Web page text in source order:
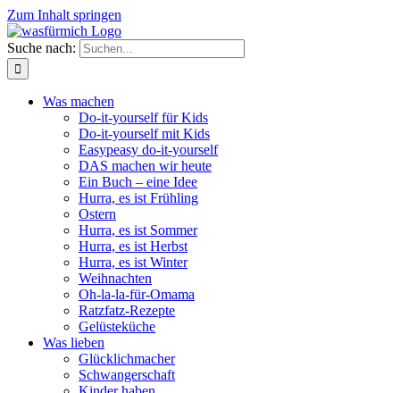
Zum Inhalt springen
Suche nach:
Was machen
Do-it-yourself für Kids
Do-it-yourself mit Kids
Easypeasy do-it-yourself
DAS machen wir heute
Ein Buch – eine Idee
Hurra, es ist Frühling
Ostern
Hurra, es ist Sommer
Hurra, es ist Herbst
Hurra, es ist Winter
Weihnachten
Oh-la-la-für-Omama
Ratzfatz-Rezepte
Gelüsteküche
Was lieben
Glücklichmacher
Schwangerschaft